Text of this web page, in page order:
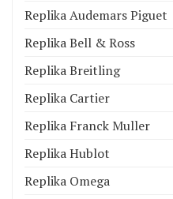
Replika Audemars Piguet
Replika Bell & Ross
Replika Breitling
Replika Cartier
Replika Franck Muller
Replika Hublot
Replika Omega